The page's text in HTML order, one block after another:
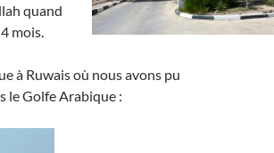
quand
mois.
à Ruwais où nous avons pu
le Golfe Arabique :